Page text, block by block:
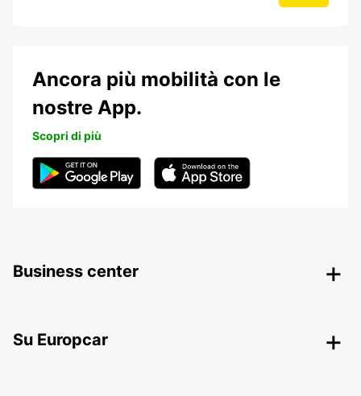
Ancora più mobilità con le
nostre App.
Scopri di più
Business center
Su Europcar